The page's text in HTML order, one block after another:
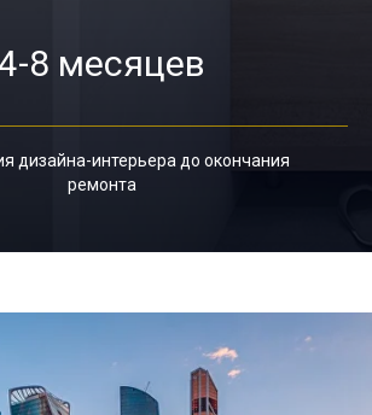
8 месяцев
дизайна-интерьера до окончания
ремонта